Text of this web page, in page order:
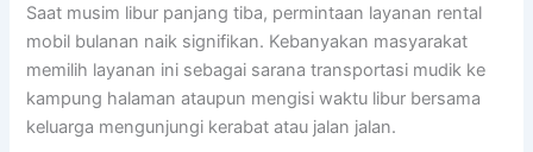
Saat musim libur panjang tiba, permintaan layanan rental
mobil bulanan naik signifikan. Kebanyakan masyarakat
memilih layanan ini sebagai sarana transportasi mudik ke
kampung halaman ataupun mengisi waktu libur bersama
keluarga mengunjungi kerabat atau jalan jalan.